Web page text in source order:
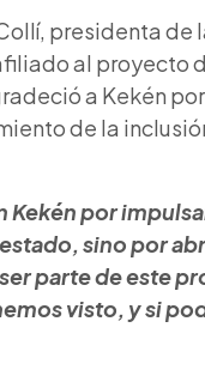
presidenta
al proyecto
a Kekén
de la
por
sino por
parte de este
visto, y si